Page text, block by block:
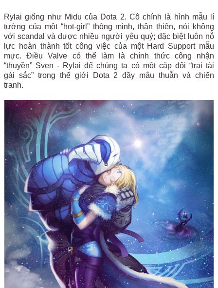
Rylai giống như Midu của Dota 2. Cô chính là hình mẫu lí
tưởng của một “hot-girl” thông minh, thân thiện, nói không
với scandal và được nhiều người yêu quý; đặc biệt luôn nỗ
lực hoàn thành tốt công việc của một Hard Support mẫu
mực. Điều Valve có thể làm là chính thức công nhận
“thuyền” Sven - Rylai để chúng ta có một cặp đôi “trai tài
gái sắc” trong thế giới Dota 2 đầy mâu thuẫn và chiến
tranh.